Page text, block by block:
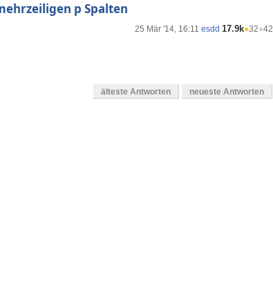
p Spalten
25 Mär '14, 16:11 esdd 17.9k●32●42
älteste Antworten neueste Antworten